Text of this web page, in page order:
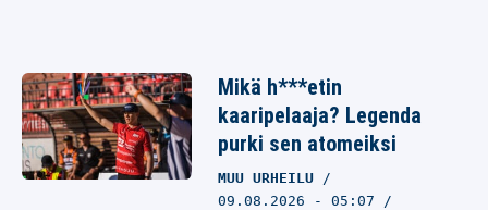
Mikä h***etin
kaaripelaaja? Legenda
purki sen atomeiksi
MUU URHEILU
09.08.2026 - 05:07